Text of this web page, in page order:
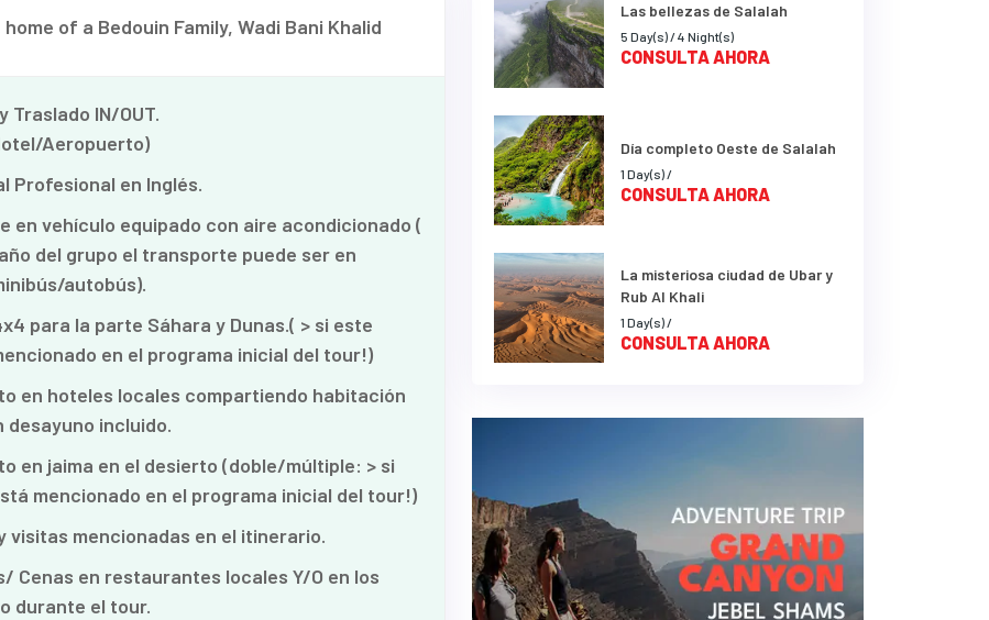
of a Bedouin Family, Wadi Bani Khalid
Traslado IN/OUT.
Aeropuerto)
Profesional en Inglés.
en vehículo equipado con aire acondicionado (
del grupo el transporte puede ser en
autobús).
para la parte Sáhara y Dunas.( > si este
en el programa inicial del tour!)
en hoteles locales compartiendo habitación
incluido.
en jaima en el desierto (doble/múltiple: > si
mencionado en el programa inicial del tour!)
visitas mencionadas en el itinerario.
Cenas en restaurantes locales Y/O en los
durante el tour.
Las bellezas de Salalah
5 Day(s) / 4 Night(s)
CONSULTA AHORA
Día completo Oeste de Salalah
1 Day(s) /
CONSULTA AHORA
La misteriosa ciudad de Ubar y
Rub Al Khali
1 Day(s) /
CONSULTA AHORA